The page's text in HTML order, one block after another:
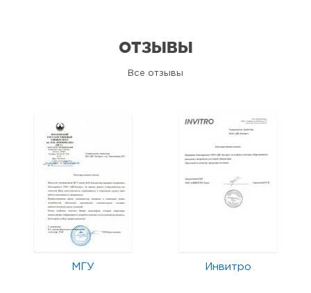
ОТЗЫВЫ
Все отзывы
МГУ Инвитро